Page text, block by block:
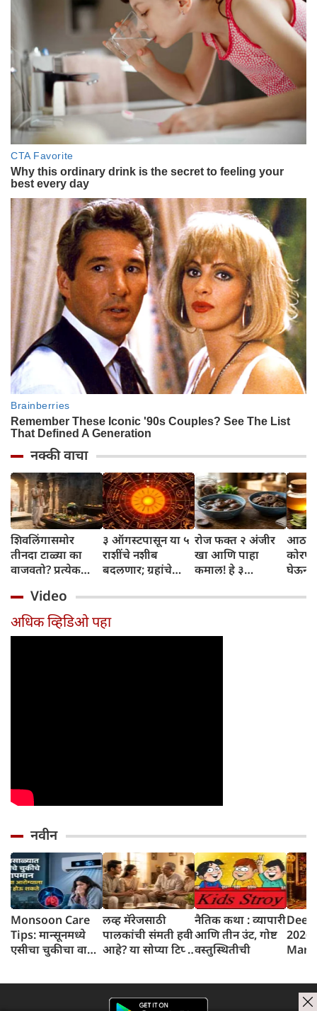
नक्की वाचा
शिवलिंगासमोर
तीनदा टाळ्या का
वाजवतो? प्रत्येक
जाणून घ्या
३ ऑगस्टपासून या ५
राशींचे नशीब
बदलणार; ग्रहांचे
संपतील आणि शुभ
दिवसांची सुरुवात
होईल
रोज फक्त २ अंजीर
खा आणि पाहा
कमाल! हे ३
तुम्हाला ठाऊक
घेऊन
Video
अधिक व्हिडिओ पहा
नवीन
Monsoon Care
Tips: मान्सूनमध्ये
एसीचा चुकीचा वापर
लव्ह मॅरेजसाठी
पालकांची संमती हवी
आहे? या सोप्या टिप्स
नैतिक कथा : व्यापारी
आणि तीन उंट, गोष्ट
वस्तुस्थितीची
2026